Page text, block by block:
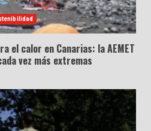
el calor en Canarias: la AEMET
vez más extremas